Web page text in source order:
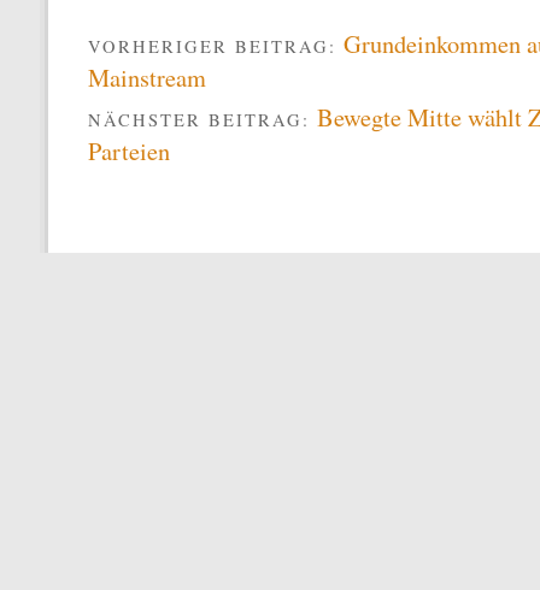
VORHERIGER BEITRAG: Grundeinkommen
Mainstream
NÄCHSTER BEITRAG: Bewegte Mitte wählt
Parteien